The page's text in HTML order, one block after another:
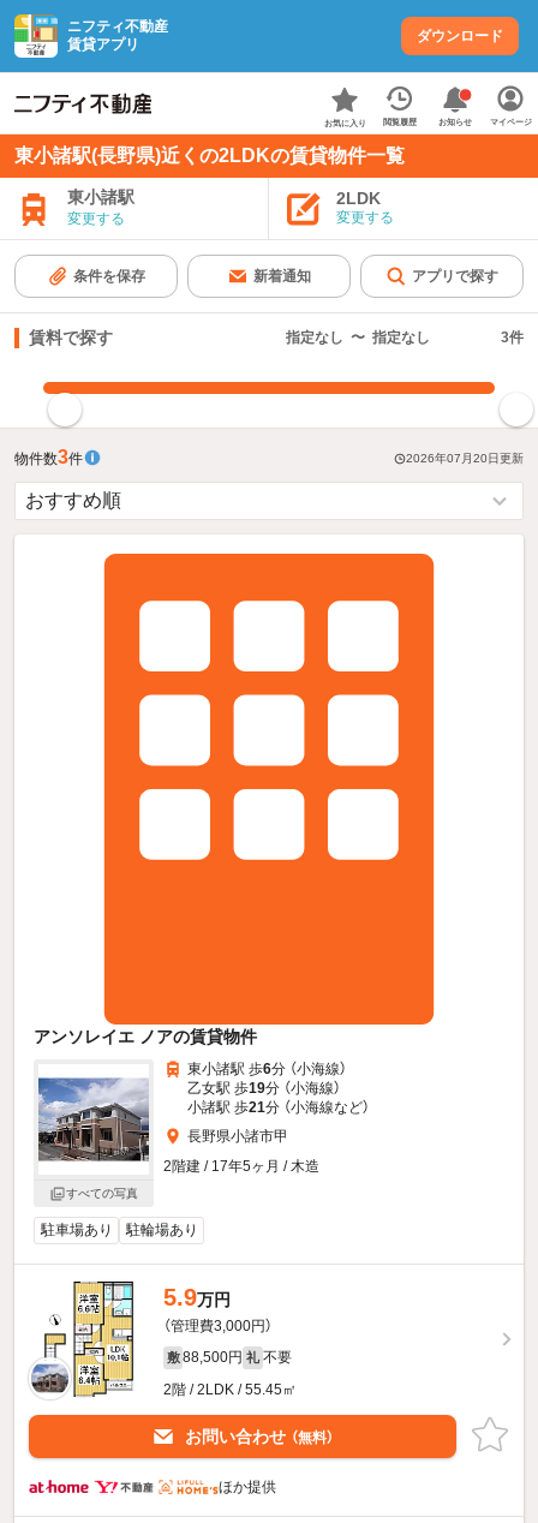
ニフティ不動産
賃貸アプリ
ダウンロード
お気に入り 閲覧履歴 お知らせ マイページ
東小諸駅(長野県)近くの2LDKの賃貸物件一覧
東小諸駅
変更する
2LDK
変更する
条件を保存 新着通知 アプリで探す
賃料で探す 指定なし 〜 指定なし 3件
物件数3件 2026年07月20日更新
アンソレイエ ノアの賃貸物件
すべての写真
東小諸駅 歩6分 （小海線）
乙女駅 歩19分 （小海線）
小諸駅 歩21分 （小海線など）
長野県小諸市甲
2階建 / 17年5ヶ月 / 木造
駐車場あり 駐輪場あり
5.9万円
（管理費3,000円）
敷 88,500円 礼 不要
2階 / 2LDK / 55.45㎡
お問い合わせ （無料）
ほか提供